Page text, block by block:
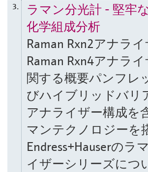
3.
ラマン分光計 - 堅牢
化学組成分析
Raman Rxn2アナラ
Raman Rxn4アナラ
関する概要パンフレ
びハイブリッドバリ
アナライザー構成を
マンテクノロジーを
Endress+Hauserのラ
イザーシリーズにつ